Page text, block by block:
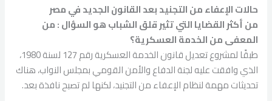
حالات الإعفاء من التجنيد بعد القانون الجديد في مصر
من أكثر القضايا التي تثير قلق الشباب هو السؤال : من
المعفى من الخدمة العسكرية؟
طبقًا لمشروع تعديل قانون الخدمة العسكرية رقم 127 لسنة 1980،
الذي وافقت عليه لجنة الدفاع والأمن القومي بمجلس النواب، هناك
تحديثات مهمة لنظام الإعفاء من التجنيد، لكنها لم تصبح نافذة بعد.